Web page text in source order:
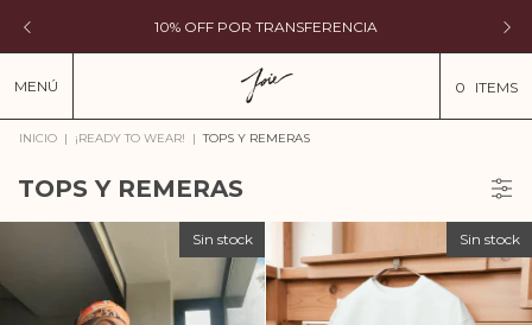
10% OFF POR TRANSFERENCIA
MENÚ 0 ITEMS
INICIO | ¡READY TO WEAR! | TOPS Y REMERAS
TOPS Y REMERAS
Sin stock Sin stock